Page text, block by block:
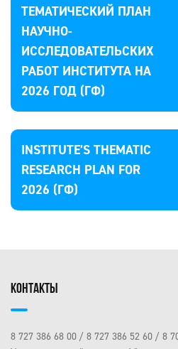
ТЕМАТИЧЕСКИЙ ПЛАН
НАУЧНО-
ИССЛЕДОВАТЕЛЬСКИХ
РАБОТ ИНСТИТУТА НА
2026 ГОД (ГФ)
INSTITUTE’S THEMATIC
RESEARCH PLAN FOR
2026 (ГФ)
КОНТАКТЫ
8 727 386 68 00 8 727 386 52 60 8